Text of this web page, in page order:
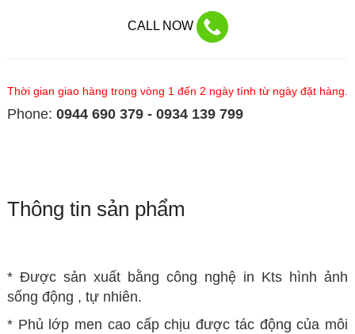
CALL NOW
Thời gian giao hàng trong vòng 1 đến 2 ngày tính từ ngày đặt hàng.
Phone: 0944 690 379 - 0934 139 799
Thông tin sản phẩm
* Được sản xuất bằng công nghệ in Kts hình ảnh
sống động , tự nhiên.
* Phủ lớp men cao cấp chịu được tác động của môi